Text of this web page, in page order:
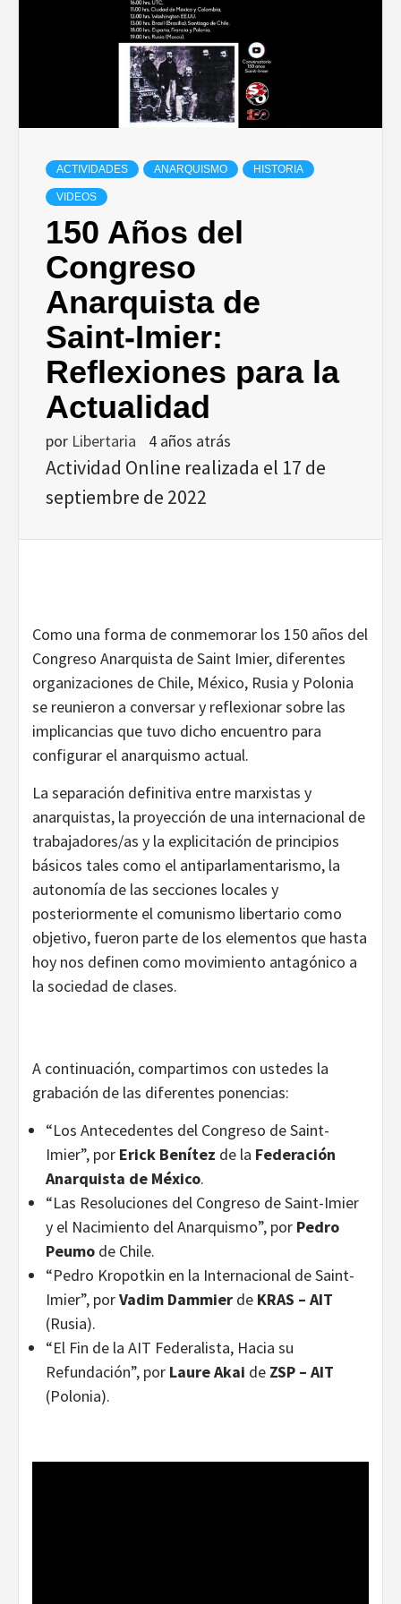
ACTIVIDADES ANARQUISMO HISTORIA
VIDEOS
150 Años del
Congreso
Anarquista de
Saint-Imier:
Reflexiones para la
Actualidad
por Libertaria 4 años atrás
Actividad Online realizada el 17 de
septiembre de 2022
Como una forma de conmemorar los 150 años del
Congreso Anarquista de Saint Imier, diferentes
organizaciones de Chile, México, Rusia y Polonia
se reunieron a conversar y reflexionar sobre las
implicancias que tuvo dicho encuentro para
configurar el anarquismo actual.
La separación definitiva entre marxistas y
anarquistas, la proyección de una internacional de
trabajadores/as y la explicitación de principios
básicos tales como el antiparlamentarismo, la
autonomía de las secciones locales y
posteriormente el comunismo libertario como
objetivo, fueron parte de los elementos que hasta
hoy nos definen como movimiento antagónico a
la sociedad de clases.
A continuación, compartimos con ustedes la
grabación de las diferentes ponencias:
“Los Antecedentes del Congreso de Saint-
Imier”, por Erick Benítez de la Federación
Anarquista de México.
“Las Resoluciones del Congreso de Saint-Imier
y el Nacimiento del Anarquismo”, por Pedro
Peumo de Chile.
“Pedro Kropotkin en la Internacional de Saint-
Imier”, porVadim Dammier de KRAS – AIT
(Rusia).
“El Fin de la AIT Federalista, Hacia su
Refundación”, por Laure Akai de ZSP – AIT
(Polonia).